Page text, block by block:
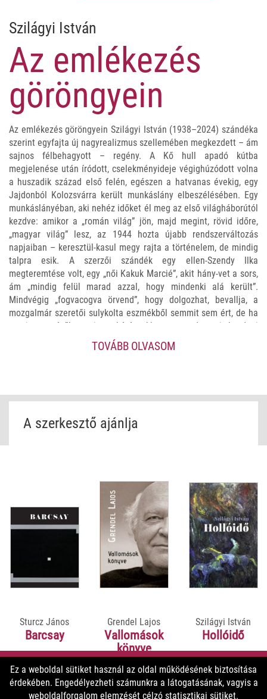
Szilágyi István
Az emlékezés
göröngyein
Az emlékezés göröngyein Szilágyi István (1938–2024) szándéka
szerint egyfajta új nagyrealizmus szellemében megkezdett – ám
sajnos félbehagyott – regény. A Kő hull apadó kútba
megjelenése után íródott, cselekményideje végighúzódott volna
a huszadik század első felén, egészen a hatvanas évekig, egy
Jajdonból Kolozsvárra került munkáslány elbeszélésében. Egy
munkáslányéban, aki nehéz időket él meg az első világháborútól
kezdve: amikor a „román világ” jön, majd megint, rövid időre,
„magyar világ” lesz, az 1944 hozta újabb rendszerváltozás
napjaiban – keresztül-kasul megy rajta a történelem, de mindig
talpra esik. A szerzői szándék egy ellen-Szendy Ilka
megteremtése volt, egy „női Kakuk Marcié”, akit hány-vet a sors,
ám „mindig felül marad azzal, hogy mindenki alá került”.
Mindvégig „fogvacogva örvend”, hogy dolgozhat, bevallja, a
mozgalmár szeretői sulykolta eszmékből semmit sem ért, de ha
megjegyezné őket, mint a kátét, akkor sem tudna mit kezdeni
Messze túl a láthatáron, 2020; A hóhér könnyei, 2021;
illeszkedik Az emlékezés göröngyein – befejezetlenségében is
TOVÁBB OLVASOM
A szerkesztő ajánlja
Sturcz János
Barcsay
9900 Ft
Grendel Lajos
Vallomások
könyve
5800 Ft
Szilágyi István
Hollóidő
5800 Ft
Ez a weboldal sütiket használ az oldal működésének biztosítása
érdekében. Engedélyezheti számunkra a látogatásának, vagyis a
weboldalforgalom elemzését célzó statisztikai sütiket.